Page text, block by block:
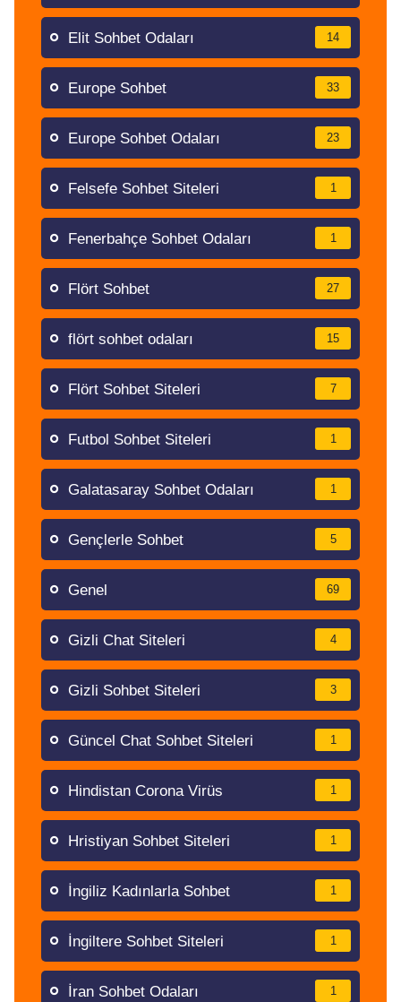
Elit Sohbet Odaları 14
Europe Sohbet 33
Europe Sohbet Odaları 23
Felsefe Sohbet Siteleri 1
Fenerbahçe Sohbet Odaları 1
Flört Sohbet 27
flört sohbet odaları 15
Flört Sohbet Siteleri 7
Futbol Sohbet Siteleri 1
Galatasaray Sohbet Odaları 1
Gençlerle Sohbet 5
Genel 69
Gizli Chat Siteleri 4
Gizli Sohbet Siteleri 3
Güncel Chat Sohbet Siteleri 1
Hindistan Corona Virüs 1
Hristiyan Sohbet Siteleri 1
İngiliz Kadınlarla Sohbet 1
İngiltere Sohbet Siteleri 1
İran Sohbet Odaları 1